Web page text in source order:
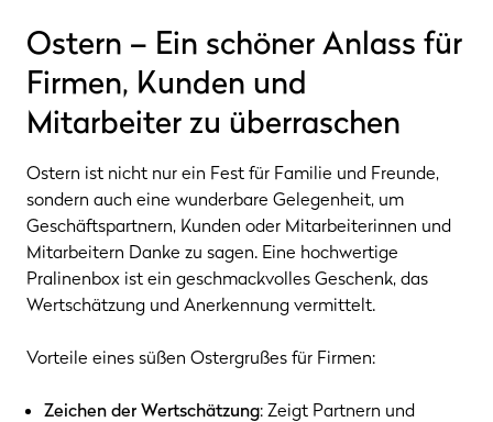
Ostern – Ein schöner Anlass für
Firmen, Kunden und
Mitarbeiter zu überraschen
Ostern ist nicht nur ein Fest für Familie und Freunde,
sondern auch eine wunderbare Gelegenheit, um
Geschäftspartnern, Kunden oder Mitarbeiterinnen und
Mitarbeitern Danke zu sagen. Eine hochwertige
Pralinenbox ist ein geschmackvolles Geschenk, das
Wertschätzung und Anerkennung vermittelt.
Vorteile eines süßen Ostergrußes für Firmen:
Zeichen der Wertschätzung: Zeigt Partnern und